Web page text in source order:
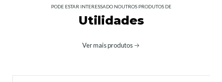
PODE ESTAR INTERESSADO NOUTROS PRODUTOS DE
Utilidades
Ver mais produtos